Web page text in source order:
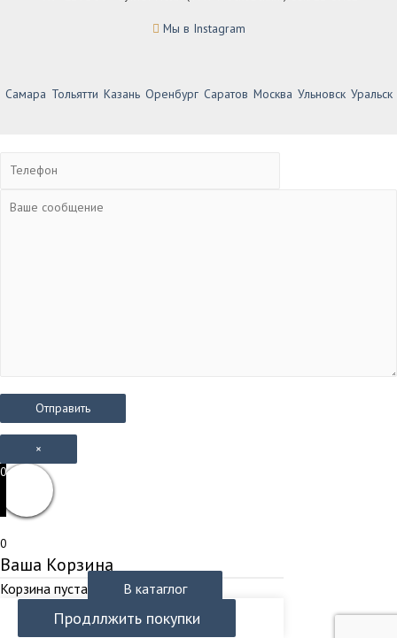
Мы в Instagram
Самара Тольятти Казань Оренбург Саратов Москва Ульновск Уральск
×
0
0
Ваша Корзина
Корзина пуста В катаглог
Продллжить покупки